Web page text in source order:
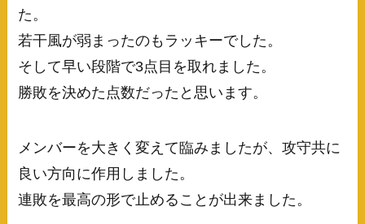
た。
若干風が弱まったのもラッキーでした。
そして早い段階で3点目を取れました。
勝敗を決めた点数だったと思います。
メンバーを大きく変えて臨みましたが、攻守共に
良い方向に作用しました。
連敗を最高の形で止めることが出来ました。